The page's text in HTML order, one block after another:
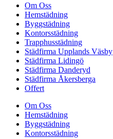
Om Oss
Hemstädning
Byggstädning
Kontorsstädning
Trapphusstädning
Städfirma Upplands Väsby
Städfirma Lidingö
Städfirma Danderyd
Städfirma Åkersberga
Offert
Om Oss
Hemstädning
Byggstädning
Kontorsstädning